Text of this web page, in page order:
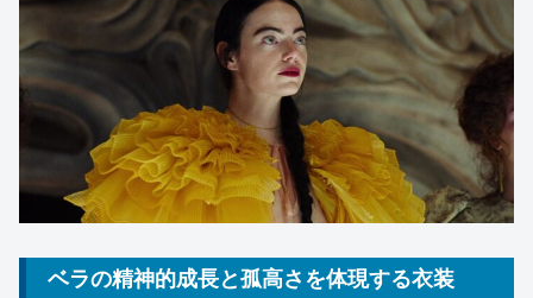
ベラの精神的成長と孤高さを体現する衣装